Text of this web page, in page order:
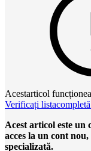
Acestarticol
Verificați
Acest articol este un
acces la un cont
specializată.